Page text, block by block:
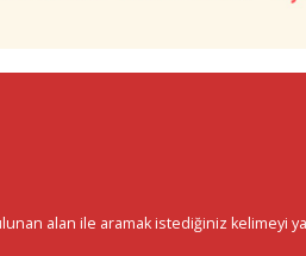
alan ile aramak istediğiniz kelimeyi